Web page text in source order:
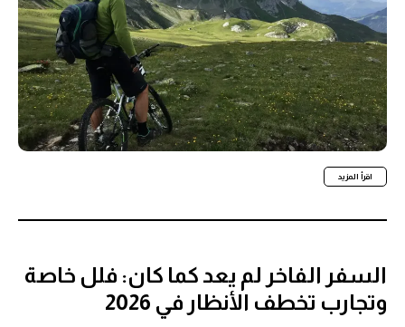
اقرأ المزيد
السفر الفاخر لم يعد كما كان: فلل خاصة
وتجارب تخطف الأنظار في 2026